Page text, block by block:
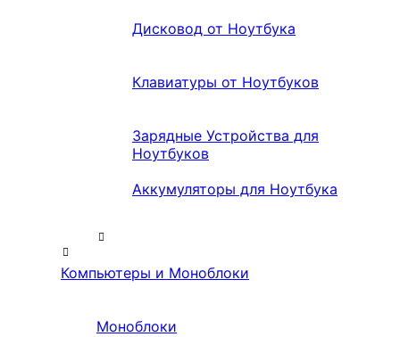
Дисковод от Ноутбука
Клавиатуры от Ноутбуков
Зарядные Устройства для
Ноутбуков
Аккумуляторы для Ноутбука
Компьютеры и Моноблоки
Моноблоки